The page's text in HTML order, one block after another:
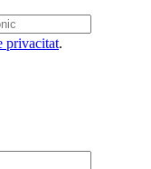
privacitat.